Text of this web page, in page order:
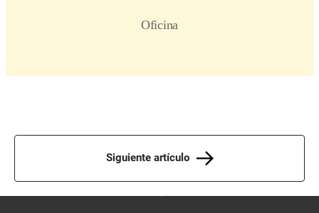
Siguiente artículo